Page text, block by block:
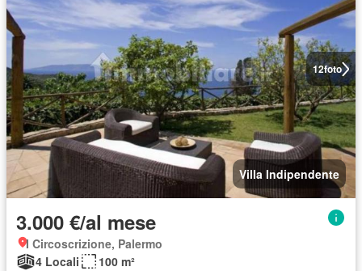
12foto
Villa Indipendente
3.000 €/al mese
I Circoscrizione, Palermo
4 Locali
100 m²